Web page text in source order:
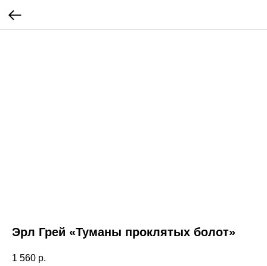
Эрл Грей «Туманы проклятых болот»
1 560 р.